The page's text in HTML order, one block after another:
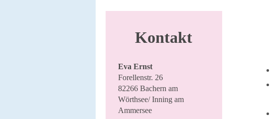
Kontakt
Eva Ernst
Forellenstr. 26
82266 Bachern am
Wörthsee/ Inning am
Ammersee